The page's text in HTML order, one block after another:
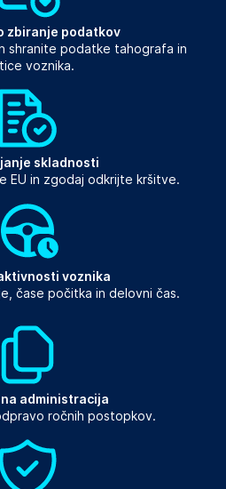
zbiranje podatkov
shranite podatke tahografa in
voznika.
skladnosti
EU in zgodaj odkrijte kršitve.
voznika
čase počitka in delovni čas.
administracija
ročnih postopkov.